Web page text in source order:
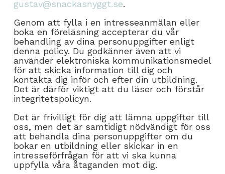
gustav@snackasnyggt.se.
Genom att fylla i en intresseanmälan eller
boka en föreläsning accepterar du vår
behandling av dina personuppgifter enligt
denna policy. Du godkänner även att vi
använder elektroniska kommunikationsmedel
för att skicka information till dig och
kontakta dig inför och efter din utbildning.
Det är därför viktigt att du läser och förstår
integritetspolicyn.
Det är frivilligt för dig att lämna uppgifter till
oss, men det är samtidigt nödvändigt för oss
att behandla dina personuppgifter om du
bokar en utbildning eller skickar in en
intresseförfrågan för att vi ska kunna
uppfylla våra åtaganden mot dig.